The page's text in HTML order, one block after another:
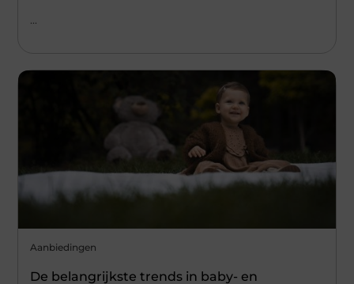
Aanbiedingen
De belangrijkste trends in baby- en